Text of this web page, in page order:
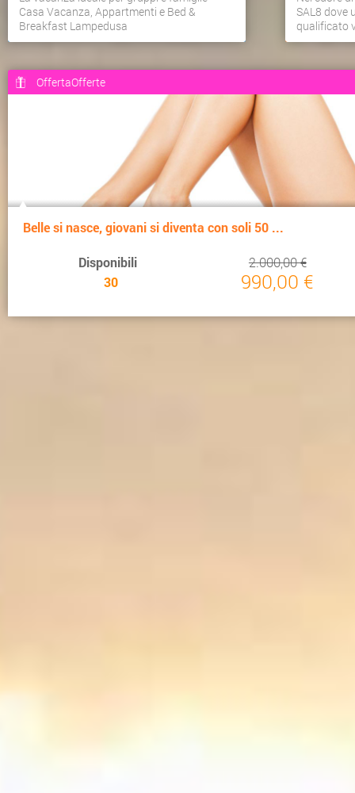
Casa Vacanza, Appartmenti e Bed &
Breakfast Lampedusa
SAL8 dove
qualificato
OffertaOfferte
Belle si nasce, giovani si diventa con soli 50 ...
Disponibili
30
2.000,00 €
990,00 €